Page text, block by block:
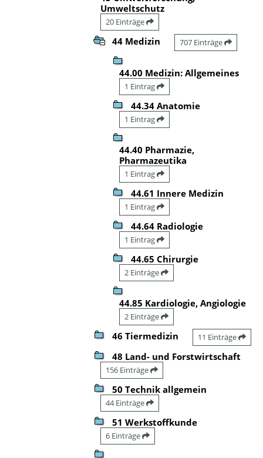
Umweltschutz
20 Einträge
44 Medizin 707 Einträge
44.00 Medizin: Allgemeines
1 Eintrag
44.34 Anatomie
1 Eintrag
44.40 Pharmazie,
Pharmazeutika
1 Eintrag
44.61 Innere Medizin
1 Eintrag
44.64 Radiologie
1 Eintrag
44.65 Chirurgie
2 Einträge
44.85 Kardiologie, Angiologie
2 Einträge
46 Tiermedizin 11 Einträge
48 Land- und Forstwirtschaft
156 Einträge
50 Technik allgemein
44 Einträge
51 Werkstoffkunde
6 Einträge